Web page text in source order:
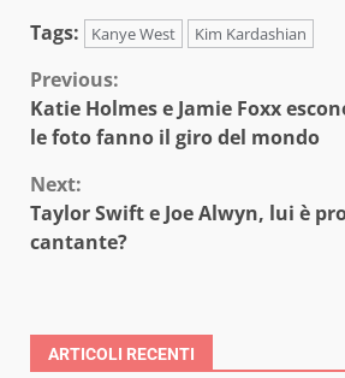
Tags:
Kanye West Kim Kardashian
Continue
Reading
Previous:
Katie Holmes e Jamie Foxx
le foto fanno il giro del mondo
Next:
Taylor Swift e Joe Alwyn, lui è
cantante?
ARTICOLI RECENTI